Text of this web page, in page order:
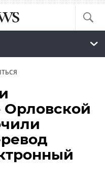
Орловской